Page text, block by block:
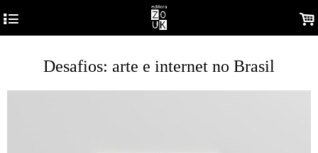
4 .
Desafios: arte e internet no Brasil